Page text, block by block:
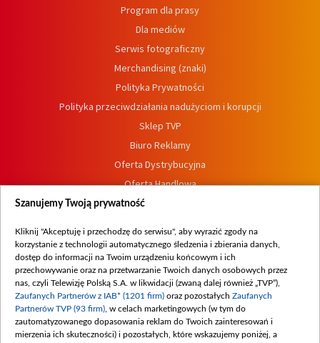
Program dla prasy
Dla mediów
Serwis fotograficzny
Merchandising (znaki)
Polityka Prywatności
Polityka przeciwdziałania nadużyciom i korupcji
Sklep TVP
Biuro Reklamy
Oferta Dystrybucyjna
Oferta Handlowa
Dostępność
Procedura zgłoszeń wewnętrznych
Szanujemy Twoją prywatność
Kliknij "Akceptuję i przechodzę do serwisu", aby wyrazić zgody na
korzystanie z technologii automatycznego śledzenia i zbierania danych,
dostęp do informacji na Twoim urządzeniu końcowym i ich
przechowywanie oraz na przetwarzanie Twoich danych osobowych przez
nas, czyli Telewizję Polską S.A. w likwidacji (zwaną dalej również „TVP”),
Zaufanych Partnerów z IAB* (1201 firm) oraz pozostałych Zaufanych
Partnerów TVP (93 firm) , w celach marketingowych (w tym do
zautomatyzowanego dopasowania reklam do Twoich zainteresowań i
mierzenia ich skuteczności) i pozostałych, które wskazujemy poniżej, a